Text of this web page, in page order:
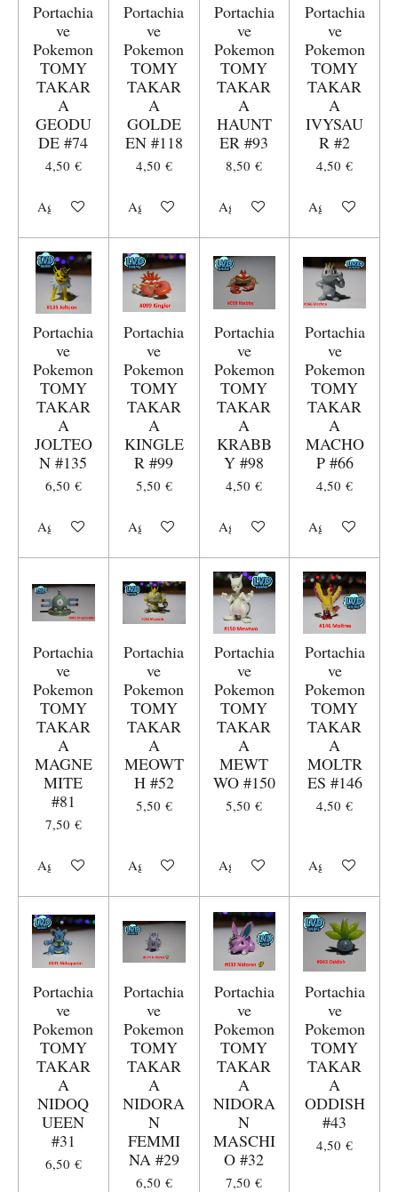
Portachia
ve
Pokemon
TOMY
TAKAR
A
GEODU
DE #74
4,50 €
Aggiungi al carrello
Portachia
ve
Pokemon
TOMY
TAKAR
A
GOLDE
EN #118
4,50 €
Aggiungi al carrello
Portachia
ve
Pokemon
TOMY
TAKAR
A
HAUNT
ER #93
8,50 €
Aggiungi al carrello
Portachia
ve
Pokemon
TOMY
TAKAR
A
IVYSAU
R #2
4,50 €
Aggiungi al
Portachia
ve
Pokemon
TOMY
TAKAR
A
JOLTEO
N #135
6,50 €
Aggiungi al carrello
Portachia
ve
Pokemon
TOMY
TAKAR
A
KINGLE
R #99
5,50 €
Aggiungi al carrello
Portachia
ve
Pokemon
TOMY
TAKAR
A
KRABB
Y #98
4,50 €
Aggiungi al carrello
Portachia
ve
Pokemon
TOMY
TAKAR
A
MACHO
P #66
4,50 €
Aggiungi al
Portachia
ve
Pokemon
TOMY
TAKAR
A
MAGNE
MITE
#81
7,50 €
Aggiungi al carrello
Portachia
ve
Pokemon
TOMY
TAKAR
A
MEOWT
H #52
5,50 €
Aggiungi al carrello
Portachia
ve
Pokemon
TOMY
TAKAR
A
MEWT
WO #150
5,50 €
Aggiungi al carrello
Portachia
ve
Pokemon
TOMY
TAKAR
A
MOLTR
ES #146
4,50 €
Aggiungi al
Portachia
ve
Pokemon
TOMY
TAKAR
A
NIDOQ
UEEN
#31
6,50 €
Portachia
ve
Pokemon
TOMY
TAKAR
A
NIDORA
N
FEMMI
NA #29
6,50 €
Portachia
ve
Pokemon
TOMY
TAKAR
A
NIDORA
N
MASCHI
O #32
7,50 €
Portachia
ve
Pokemon
TOMY
TAKAR
A
ODDISH
#43
4,50 €